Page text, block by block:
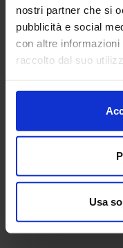
nostri partner che si
pubblicità e social
con altre
raccolto dal suo
Usa
IMG-20230423-WA0016 (1).jpg
IMG-20260601-WA0038 (1).jpg